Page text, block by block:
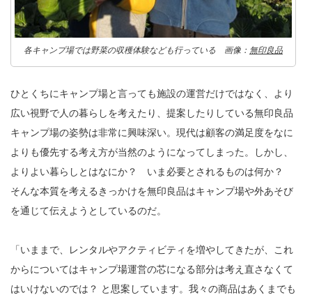
各キャンプ場では野菜の収穫体験なども行っている 画像： 無印良品
ひとくちにキャンプ場と言っても施設の運営だけではなく、より
広い視野で人の暮らしを考えたり、提案したりしている無印良品
キャンプ場の姿勢は非常に興味深い。現代は顧客の満足度をなに
よりも優先する考え方が当然のようになってしまった。しかし、
よりよい暮らしとはなにか？ いま必要とされるものは何か？
そんな本質を考えるきっかけを無印良品はキャンプ場や外あそび
を通じて伝えようとしているのだ。
「いままで、レンタルやアクティビティを増やしてきたが、これ
からについてはキャンプ場運営の芯になる部分は考え直さなくて
はいけないのでは？ と思案しています。我々の商品はあくまでも